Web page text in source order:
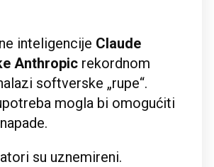
inteligencije Claude
Anthropic rekordnom
softverske „rupe“.
mogla bi omogućiti
su uznemireni.